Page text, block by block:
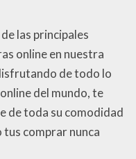
de las principales
online en nuestra
de todo lo
del mundo, te
de toda su comodidad
tus comprar nunca